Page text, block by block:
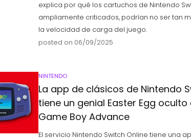
explica por qué los cartuchos de Nintendo
ampliamente criticados, podrían no ser tan
la velocidad de carga del juego.
posted on 06/09/2025
NINTENDO
La app de clásicos de Nintendo
tiene un genial Easter Egg oculto
Game Boy Advance
El servicio Nintendo Switch Online tiene una